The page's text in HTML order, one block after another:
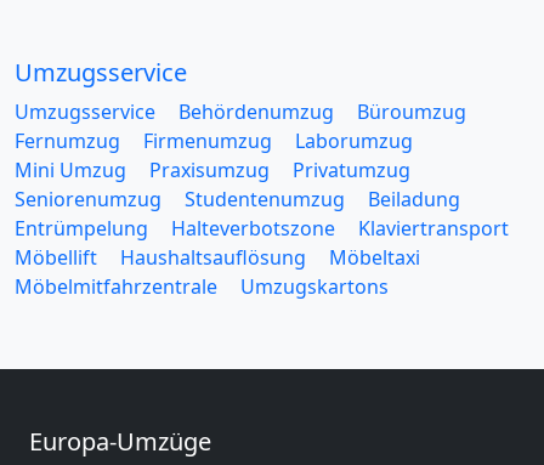
Umzugsservice
Umzugsservice Behördenumzug
Büroumzug
Fernumzug
Firmenumzug
Laborumzug
Mini Umzug
Praxisumzug
Privatumzug
Seniorenumzug
Studentenumzug
Beiladung
Entrümpelung
Halteverbotszone
Klaviertransport
Möbellift
Haushaltsauflösung
Möbeltaxi
Möbelmitfahrzentrale
Umzugskartons
Europa-Umzüge